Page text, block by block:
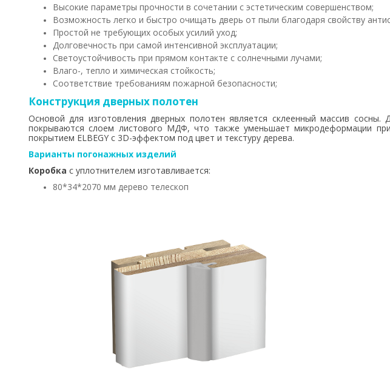
Высокие параметры прочности в сочетании с эстетическим совершенством;
Возможность легко и быстро очищать дверь от пыли благодаря свойству
Простой не требующих особых усилий уход;
Долговечность при самой интенсивной эксплуатации;
Светоустойчивость при прямом контакте с солнечными лучами;
Влаго-, тепло и химическая стойкость;
Соответствие требованиям пожарной безопасности;
Конструкция дверных полотен
Основой для изготовления дверных полотен является склеенный массив
покрываются слоем листового МДФ, что также уменьшает микродеформации
покрытием ELBEGY с 3D-эффектом под цвет и текстуру дерева.
Варианты погонажных изделий
Коробка с уплотнителем изготавливается:
80*34*2070 мм дерево телескоп